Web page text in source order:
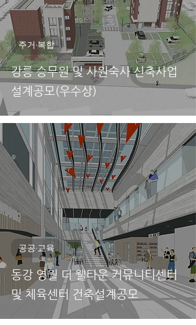
강릉 승무원 및 사원숙사 신축사업
설계공모(우수상)
주거·복합
동강 영월 더 웰타운 커뮤니티센터
및 체육센터 건축설계공모
공공·교육